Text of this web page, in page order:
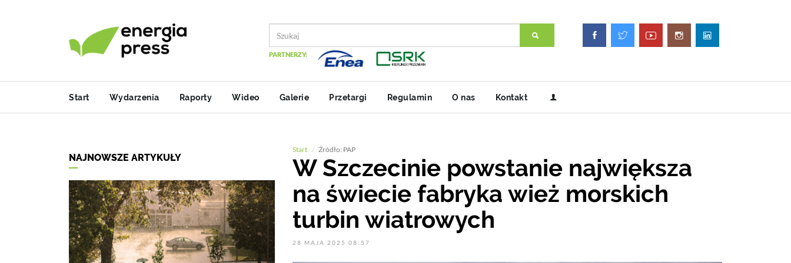
PARTNERZY:
Start Wydarzenia Raporty Wideo Galerie Przetargi Regulamin O nas Kontakt
Start Źródło: PAP
W Szczecinie powstanie największa
na świecie fabryka wież morskich
turbin wiatrowych
28 MAJA 2025 08:57
NAJNOWSZE ARTYKUŁY